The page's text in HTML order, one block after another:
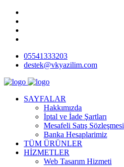
05541333203
destek@vkyazilim.com
SAYFALAR
Hakkımızda
İptal ve İade Şartları
Mesafeli Satış Sözleşmesi
Banka Hesaplarimiz
TÜM ÜRÜNLER
HİZMETLER
Web Tasarım Hizmeti